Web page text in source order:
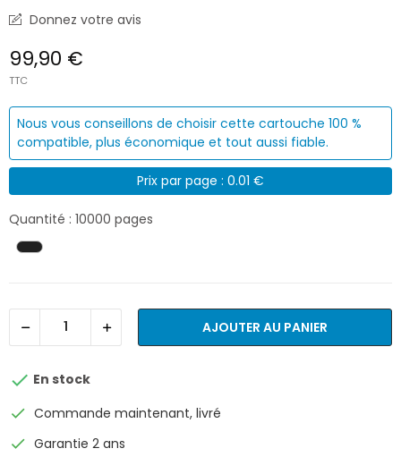
Donnez votre avis
99,90 €
TTC
Nous vous conseillons de choisir cette cartouche 100 %
compatible, plus économique et tout aussi fiable.
Prix par page : 0.01 €
Quantité : 10000 pages
AJOUTER AU PANIER
 En stock
check Commande maintenant, livré
check Garantie 2 ans